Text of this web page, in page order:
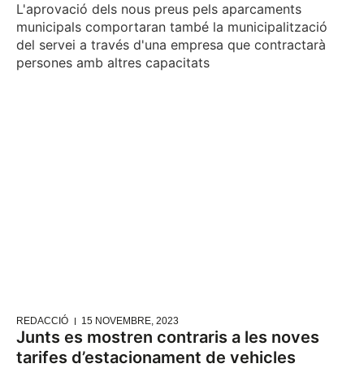
L'aprovació dels nous preus pels aparcaments
municipals comportaran també la municipalització
del servei a través d'una empresa que contractarà
persones amb altres capacitats
REDACCIÓ 15 NOVEMBRE, 2023
Junts es mostren contraris a les noves
tarifes d’estacionament de vehicles